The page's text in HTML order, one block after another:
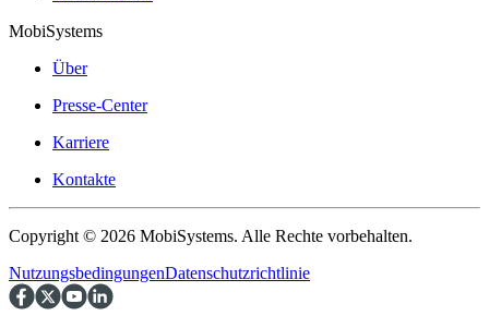
MobiSystems
Über
Presse-Center
Karriere
Kontakte
Copyright © 2026 MobiSystems. Alle Rechte vorbehalten.
NutzungsbedingungenDatenschutzrichtlinie